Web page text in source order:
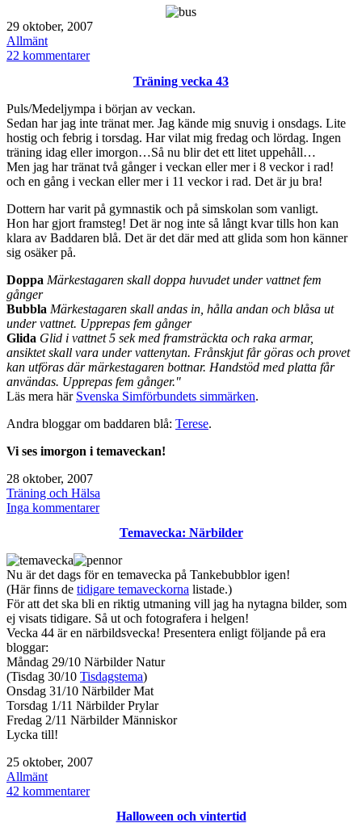
Publicerat
den
29 oktober, 2007
Kategoriserat
som
Allmänt
22 kommentarertill
Närbilder
Natur
Träning vecka 43
Puls/Medeljympa i början av veckan.
Sedan har jag inte tränat mer. Jag kände mig snuvig i onsdags. Lite
hostig och febrig i torsdag. Har vilat mig fredag och lördag. Ingen
träning idag eller imorgon…Så nu blir det ett litet uppehåll…
Men jag har tränat två gånger i veckan eller mer i 8 veckor i rad!
och en gång i veckan eller mer i 11 veckor i rad. Det är ju bra!
Dottern har varit på gymnastik och på simskolan som vanligt.
Hon har gjort framsteg! Det är nog inte så långt kvar tills hon kan
klara av Baddaren blå. Det är det där med att glida som hon känner
sig osäker på.
Doppa Märkestagaren skall doppa huvudet under vattnet fem
gånger
Bubbla Märkestagaren skall andas in, hålla andan och blåsa ut
under vattnet. Upprepas fem gånger
Glida Glid i vattnet 5 sek med framsträckta och raka armar,
ansiktet skall vara under vattenytan. Frånskjut får göras och provet
kan utföras där märkestagaren bottnar. Handstöd med platta får
användas. Upprepas fem gånger."
Läs mera här Svenska Simförbundets simmärken.
Andra bloggar om baddaren blå: Terese.
Vi ses imorgon i temaveckan!
Publicerat
den
28 oktober, 2007
Kategoriserat
som
Träning och Hälsa
Inga kommentarertill
veckaTemavecka: Närbilder
Nu är det dags för en temavecka på Tankebubblor igen!
(Här finns de tidigare temaveckorna listade.)
För att det ska bli en riktig utmaning vill jag ha nytagna bilder, som
ej visats tidigare. Så ut och fotografera i helgen!
Vecka 44 är en närbildsvecka! Presentera enligt följande på era
bloggar:
Måndag 29/10 Närbilder Natur
(Tisdag 30/10 Tisdagstema)
Onsdag 31/10 Närbilder Mat
Torsdag 1/11 Närbilder Prylar
Fredag 2/11 Närbilder Människor
Lycka till!
Publicerat
den
25 oktober, 2007
Kategoriserat
som
Allmänt
42 kommentarertill
NärbilderHalloween och vintertid